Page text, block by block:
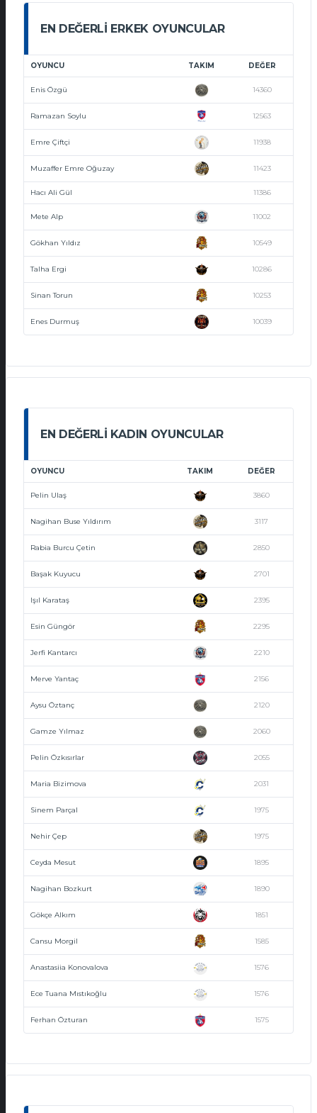
EN DEĞERLI ERKEK OYUNCULAR
OYUNCU TAKIM DEĞER
Enis Özgü 14360
Ramazan Soylu 12563
Emre Çiftçi 11938
Muzaffer Emre Oğuzay 11423
Hacı Ali Gül 11386
Mete Alp 11002
Gökhan Yıldız 10549
Talha Ergi 10286
Sinan Torun 10253
Enes Durmuş 10039
EN DEĞERLI KADIN OYUNCULAR
OYUNCU TAKIM DEĞER
Pelin Ulaş 3860
Nagihan Buse Yıldırım 3117
Rabia Burcu Çetin 2850
Başak Kuyucu 2701
Işıl Karataş 2395
Esin Güngör 2295
Jerfi Kantarcı 2210
Merve Yantaç 2156
Aysu Öztanç 2120
Gamze Yılmaz 2060
Pelin Özkısırlar 2055
Maria Bizimova 2031
Sinem Parçal 1975
Nehir Çep 1975
Ceyda Mesut 1895
Nagihan Bozkurt 1890
Gökçe Alkım 1851
Cansu Morgil 1585
Anastasiia Konovalova 1576
Ece Tuana Mıstıkoğlu 1576
Ferhan Özturan 1575